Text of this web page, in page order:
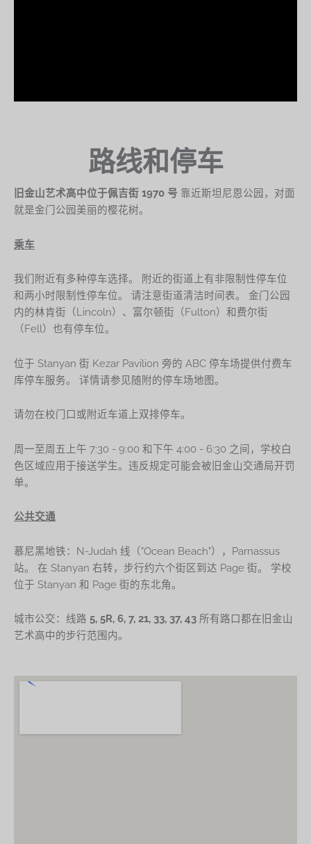
路线和停车
旧金山艺术高中位于佩吉街 1970 号 靠近斯坦尼恩公园，对面
就是金门公园美丽的樱花树。
乘车
我们附近有多种停车选择。 附近的街道上有非限制性停车位
和两小时限制性停车位。 请注意街道清洁时间表。 金门公园
内的林肯街（Lincoln）、富尔顿街（Fulton）和费尔街
（Fell）也有停车位。
位于 Stanyan 街 Kezar Pavilion 旁的 ABC 停车场提供付费车
库停车服务。 详情请参见随附的停车场地图。
请勿在校门口或附近车道上双排停车。
周一至周五上午 7:30 - 9:00 和下午 4:00 - 6:30 之间，学校白
色区域应用于接送学生。违反规定可能会被旧金山交通局开罚
单。
公共交通
慕尼黑地铁：N-Judah 线（"Ocean Beach"），Parnassus
站。 在 Stanyan 右转，步行约六个街区到达 Page 街。 学校
位于 Stanyan 和 Page 街的东北角。
城市公交：线路 5, 5R, 6, 7, 21, 33, 37, 43 所有路口都在旧金山
艺术高中的步行范围内。